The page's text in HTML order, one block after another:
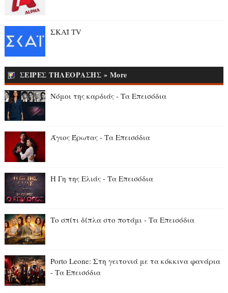
ΣΚΑΪ TV
ΣΕΙΡΕΣ ΤΗΛΕΟΡΑΣΗΣ » More
Νόμοι της καρδιάς - Τα Επεισόδια
Άγιος Έρωτας - Τα Επεισόδια
Η Γη της Ελιάς - Τα Επεισόδια
Το σπίτι δίπλα στο ποτάμι - Τα Επεισόδια
Porto Leone: Στη γειτονιά με τα κόκκιvα φαvάρια
- Τα Επεισόδια